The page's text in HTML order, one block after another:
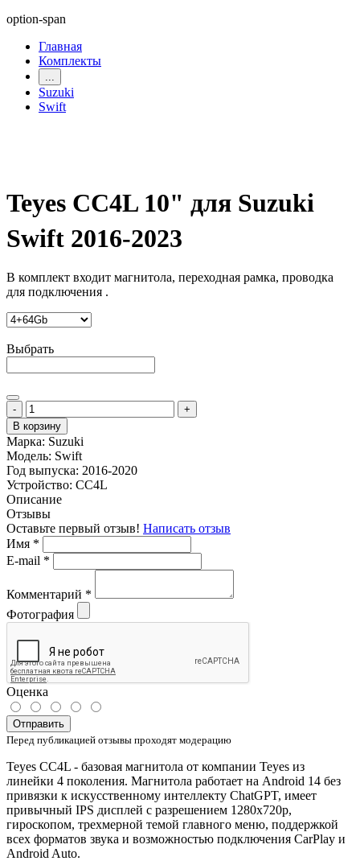
option-span
Главная
Комплекты
...
Suzuki
Swift
Teyes CC4L 10" для Suzuki
Swift 2016-2023
В комплект входит магнитола, переходная рамка, проводка
для подключения .
Выбрать
-
+
В корзину
Марка: Suzuki
Модель: Swift
Год выпуска: 2016-2020
Устройство: CC4L
Описание
Отзывы
Оставьте первый отзыв! Написать отзыв
Имя *
E-mail *
Комментарий *
Фотография
Оценка
Отправить
Перед публикацией отзывы проходят модерацию
Teyes CC4L - базовая магнитола от компании Teyes из
линейки 4 поколения. Магнитола работает на Android 14 без
привязки к искусственному интеллекту ChatGPT, имеет
привычный IPS дисплей с разрешением 1280х720р,
гироскопом, трехмерной темой главного меню, поддержкой
всех форматов звука и возможностью подключения CarPlay и
Android Auto.